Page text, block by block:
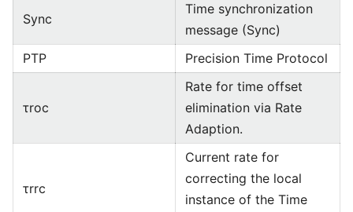
Sync
Time synchronization
message (Sync)
PTP
Precision Time Protocol
τroc
Rate for time offset
elimination via Rate
Adaption.
τrrc
Current rate for
correcting the local
instance of the Time